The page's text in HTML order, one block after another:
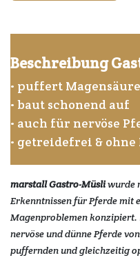
Beschreibung
• puffert
• baut schonend auf
• auch für nervöse
• getreidefrei & ohne
marstall Gastro-Müsliwurde
Erkenntnissen für Pferde mit
Magenproblemen
nervöse und dünne Pferde
puffernden und gleichzeitig